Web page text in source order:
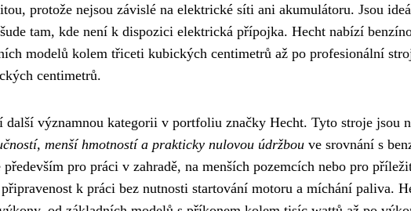
protože nejsou závislé na elektrické síti ani akumulátoru. Jsou
tam, kde není k dispozici elektrická přípojka. Hecht nabízí
modelů kolem třiceti kubických centimetrů až po profesionální
centimetrů.
významnou kategorii v portfoliu značky Hecht. Tyto stroje jsou
menší hmotností a prakticky nulovou údržbou ve srovnání s
pro práci v zahradě, na menších pozemcích nebo pro
k práci bez nutnosti startování motoru a míchání paliva.